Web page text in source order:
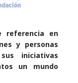
referencia en
y personas
iniciativas
un mundo